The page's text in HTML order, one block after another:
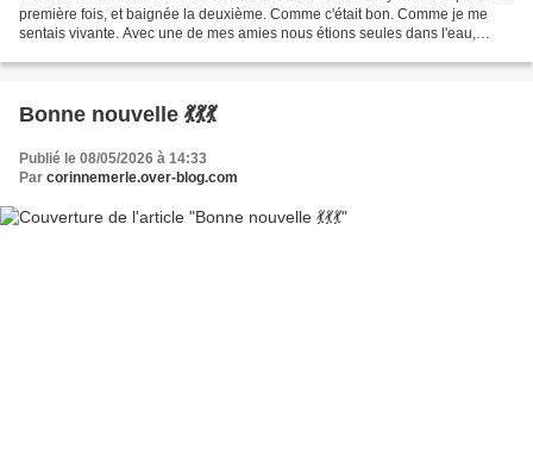
première fois, et baignée la deuxième. Comme c'était bon. Comme je me
sentais vivante. Avec une de mes amies nous étions seules dans l'eau,
Bonne nouvelle 💃💃💃
Publié le 08/05/2026 à 14:33
Par corinnemerle.over-blog.com